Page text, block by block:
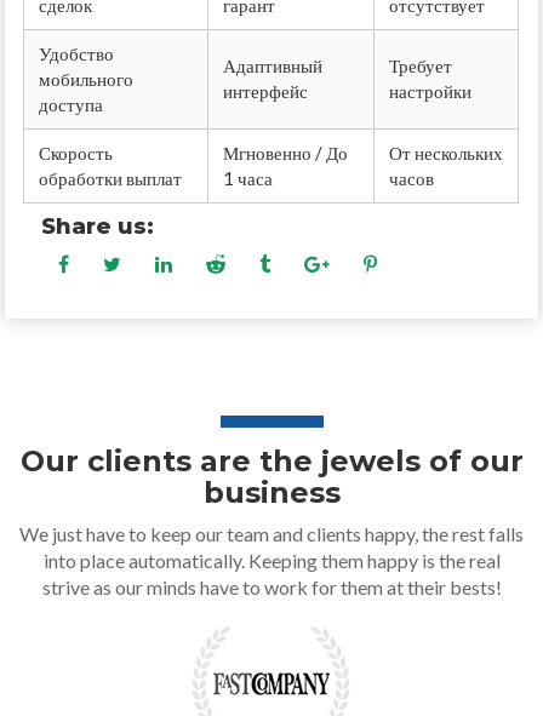
сделок гарант отсутствует
Удобство
мобильного
доступа
Адаптивный
интерфейс
Требует
настройки
Скорость
обработки выплат
Мгновенно / До
1 часа
От нескольких
часов
Share us:
Our clients are the jewels of our
business
We just have to keep our team and clients happy, the rest falls
into place automatically. Keeping them happy is the real
strive as our minds have to work for them at their bests!